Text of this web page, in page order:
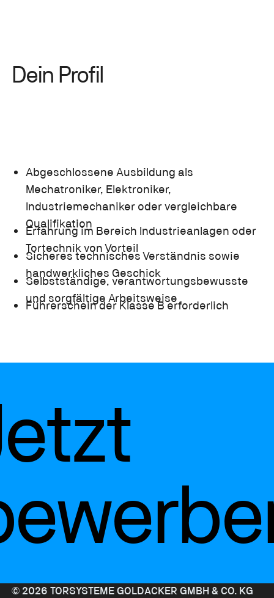
Dein Profil
Abgeschlossene Ausbildung als
Mechatroniker, Elektroniker,
Industriemechaniker oder vergleichbare
Qualifikation
Erfahrung im Bereich Industrieanlagen oder
Tortechnik von Vorteil
Sicheres technisches Verständnis sowie
handwerkliches Geschick
Selbstständige, verantwortungsbewusste
und sorgfältige Arbeitsweise
Führerschein der Klasse B erforderlich
©2026 TORSYSTEME GOLDACKER GMBH & CO. KG